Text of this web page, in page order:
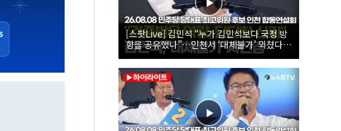
[스팟Live] 김민석 “누가 김민석보다 국정 방
향을 공유했나”…인천서 ‘대체불가’ 외쳤다 |
26.08.08 더불어민주당 당대표·최고위원 후
보 인천 합동연설회